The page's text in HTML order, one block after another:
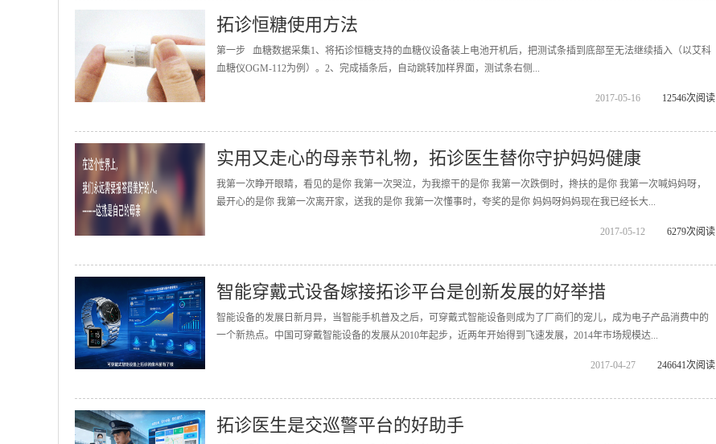
拓诊恒糖使用方法
第一步 血糖数据采集1、将拓诊恒糖支持的血糖仪设备装上电池开机后，把测试条插到底部至无法继续插入（以艾科
血糖仪OGM-112为例）。2、完成插条后，自动跳转加样界面，测试条右侧...
2017-05-16 12546次阅读
实用又走心的母亲节礼物，拓诊医生替你守护妈妈健康
我第一次睁开眼睛，看见的是你 我第一次哭泣，为我擦干的是你 我第一次跌倒时，搀扶的是你 我第一次喊妈妈呀，
最开心的是你 我第一次离开家，送我的是你 我第一次懂事时，夸奖的是你 妈妈呀妈妈现在我已经长大...
2017-05-12 6279次阅读
智能穿戴式设备嫁接拓诊平台是创新发展的好举措
智能设备的发展日新月异，当智能手机普及之后，可穿戴式智能设备则成为了厂商们的宠儿，成为电子产品消费中的
一个新热点。中国可穿戴智能设备的发展从2010年起步，近两年开始得到飞速发展，2014年市场规模达...
2017-04-27 246641次阅读
拓诊医生是交巡警平台的好助手